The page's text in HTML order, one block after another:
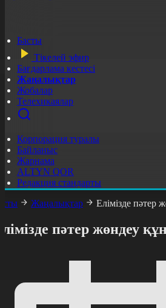
Басты
Тікелей эфир
Бағдарлама кестесі
Жаңалықтар
Жобалар
Телехикаялар
Корпорация туралы
Байланыс
Жарнама
ALTYN QOR
Редакция стандарты
Жаңалықтар Елімізде пәтер
пәтер жөндеу